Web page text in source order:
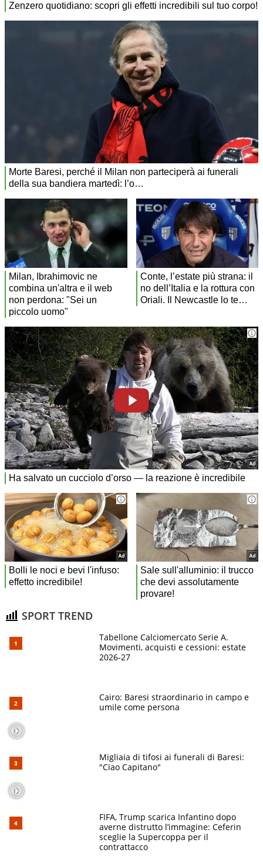
SPORT TREND
Tabellone Calciomercato Serie A.
Movimenti, acquisti e cessioni: estate
2026-27
Cairo: Baresi straordinario in campo e
umile come persona
Migliaia di tifosi ai funerali di Baresi:
"Ciao Capitano"
FIFA, Trump scarica Infantino dopo
averne distrutto l’immagine: Ceferin
sceglie la Supercoppa per il
contrattacco